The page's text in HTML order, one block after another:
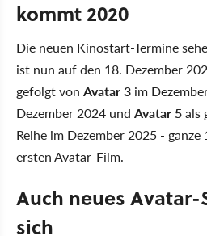
kommt 2020
Die neuen Kinostart-Termine
ist nun auf den 18. Dezember
gefolgt von Avatar 3 im
Dezember 2024 und Avatar 5als
Reihe im Dezember 2025 -
ersten Avatar-Film.
Auch neues
sich